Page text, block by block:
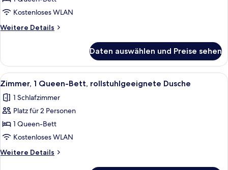
Bett,
Ausstattung
Menschen
anzeigen
Kostenloses WLAN
Weitere Details
Weitere
1
Queen-
Bett,
für
hörgeschädigte
Daten auswählen und Preise sehen
Alle
Fotos
für
Zimmer,
1
Queen-
Bett,
rollstuhlgeeignete
Bettwäsche aus ägyptischer
7
Zimmer, 1 Queen-Bett, rollstuhlgeeignete Dusche
1 Schlafzimmer
Platz für 2 Personen
1 Queen-Bett
Kostenloses WLAN
Weitere Details
Weitere